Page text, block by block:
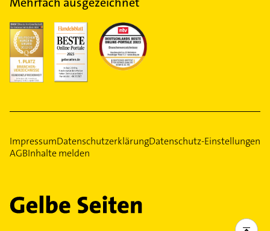
ImpressumDatenschutzerklärungDatenschutz-Einstellungen
AGBInhalte melden